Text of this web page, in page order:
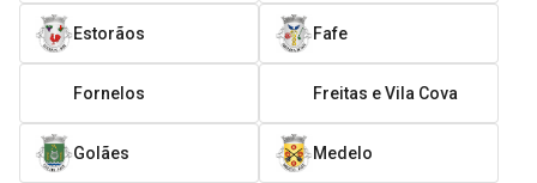
Estorãos Fafe
Fornelos Freitas e Vila Cova
Golães Medelo